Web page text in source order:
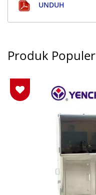
UNDUH
Produk Populer